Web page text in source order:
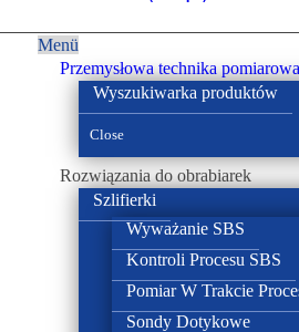
Menü
Przemysłowa technika pomiarowa
Wyszukiwarka produktów
Close
Rozwiązania do obrabiarek
Szlifierki
Wyważanie SBS
Kontroli Procesu SBS
Pomiar W Trakcie
Sondy Dotykowe